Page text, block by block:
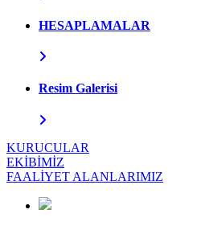
HESAPLAMALAR
Resim Galerisi
KURUCULAR
EKİBİMİZ
FAALİYET ALANLARIMIZ